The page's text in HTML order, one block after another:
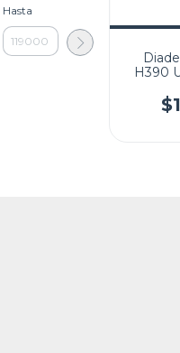
Hasta
H390